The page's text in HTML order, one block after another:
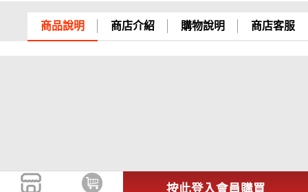
商品說明 商店介紹 購物說明 商店客服
按此登入會員購買
彰化銀行、上海銀行、富邦銀行、國泰世華、
台灣企銀、台中銀行、匯豐銀行、華泰銀行、
臺灣新光銀行、陽信銀行、聯邦銀行、遠東商